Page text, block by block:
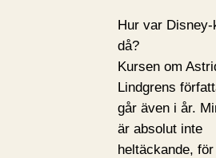
Hur var
då?
Kursen om
Lindgrens
går även i år.
är absolut inte
heltäckande,